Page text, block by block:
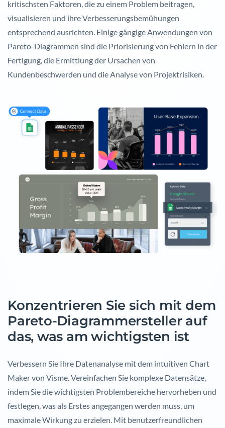
kritischsten Faktoren, die zu einem Problem beitragen,
visualisieren und ihre Verbesserungsbemühungen
entsprechend ausrichten. Einige gängige Anwendungen von
Pareto-Diagrammen sind die Priorisierung von Fehlern in der
Fertigung, die Ermittlung der Ursachen von
Kundenbeschwerden und die Analyse von Projektrisiken.
Konzentrieren Sie sich mit dem
Pareto-Diagrammersteller auf
das, was am wichtigsten ist
Verbessern Sie Ihre Datenanalyse mit dem intuitiven Chart
Maker von Visme. Vereinfachen Sie komplexe Datensätze,
indem Sie die wichtigsten Problembereiche hervorheben und
festlegen, was als Erstes angegangen werden muss, um
maximale Wirkung zu erzielen. Mit benutzerfreundlichen